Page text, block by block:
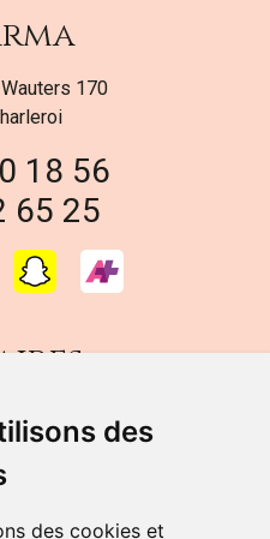
des
des cookies et
170
18 56
65 25
VENDREDI
de 14h à 18h
12h30